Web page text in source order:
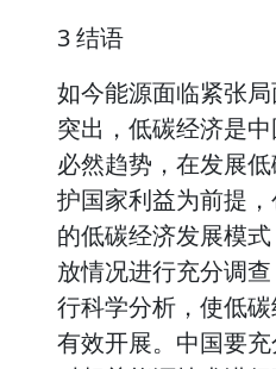
3 结语
如今能源面临紧张
突出，低碳经济是
必然趋势，在发展
护国家利益为前提
的低碳经济发展模
放情况进行充分调
行科学分析，使低
有效开展。中国要